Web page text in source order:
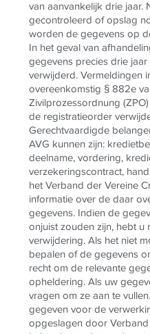
van aanvankelijk drie jaar.
gecontroleerd of opslag
worden de gegevens op
In het geval van
gegevens precies drie
verwijderd. Vermeldingen
overeenkomstig § 882e
Zivilprozessordnung
de registratieorder
Gerechtvaardigde
AVG kunnen zijn:
deelname, vordering,
verzekeringscontract,
het Verband der Vereine
informatie over de daar
gegevens. Indien de
onjuist zouden zijn, hebt u
verwijdering. Als het niet
bepalen of de gegevens
recht om de relevante
opheldering. Als uw
vragen om ze aan te
gegeven voor de
opgeslagen door Verband